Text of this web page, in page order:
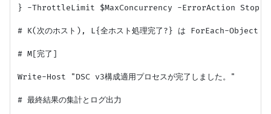
} -ThrottleLimit $MaxConcurrency -ErrorAction Stop
# K(次のホスト), L{全ホスト処理完了?} は ForEach-Object
# M[完了]
Write-Host "DSC v3構成適用プロセスが完了しました。"
# 最終結果の集計とログ出力